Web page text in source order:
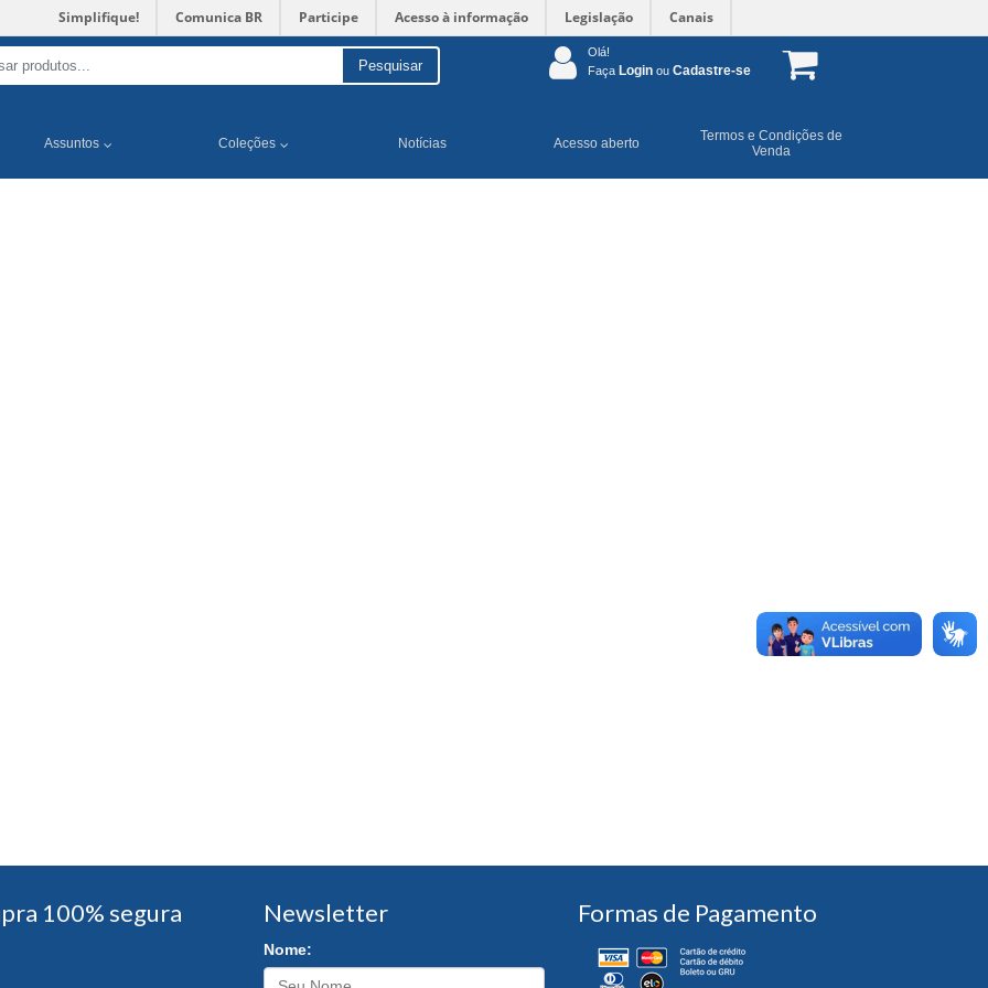
Simplifique! Comunica BR Participe Acesso à informação Legislação Canais
Pesquisar
Olá!
Faça Login ou Cadastre-se
Assuntos Coleções Notícias Acesso aberto
Termos e Condições de
Venda
100% segura Newsletter
Nome:
Formas de Pagamento